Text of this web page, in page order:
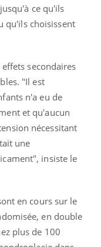
ce qu'ils
qu'ils choisissent
secondaires
"Il est
n'a eu de
et qu'aucun
nécessitant
une
insiste le
en cours sur le
en double
plus de 100